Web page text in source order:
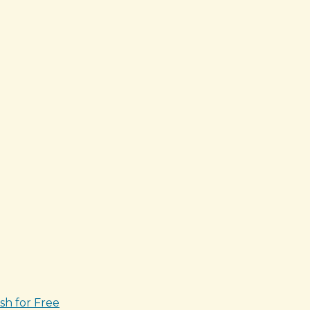
for Free